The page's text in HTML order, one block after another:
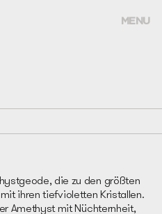
MENU
die zu den größten
ihren tiefvioletten Kristallen.
Amethyst mit Nüchternheit,